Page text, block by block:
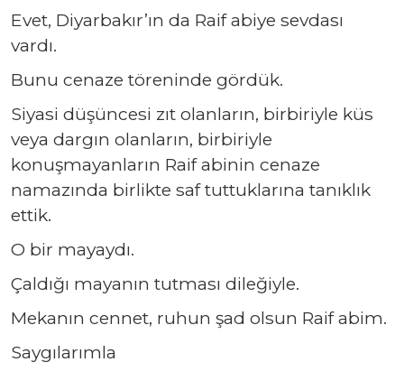
Evet, Diyarbakır’ın da Raif abiye sevdası
vardı.
Bunu cenaze töreninde gördük.
Siyasi düşüncesi zıt olanların, birbiriyle küs
veya dargın olanların, birbiriyle
konuşmayanların Raif abinin cenaze
namazında birlikte saf tuttuklarına tanıklık
ettik.
O bir mayaydı.
Çaldığı mayanın tutması dileğiyle.
Mekanın cennet, ruhun şad olsun Raif abim.
Saygılarımla